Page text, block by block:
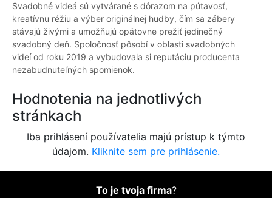
Svadobné videá sú vytvárané s dôrazom na pútavosť,
kreatívnu réžiu a výber originálnej hudby, čím sa zábery
stávajú živými a umožňujú opätovne prežiť jedinečný
svadobný deň. Spoločnosť pôsobí v oblasti svadobných
videí od roku 2019 a vybudovala si reputáciu producenta
nezabudnuteľných spomienok.
Hodnotenia na jednotlivých
stránkach
Iba prihlásení používatelia majú prístup k týmto
údajom. Kliknite sem pre prihlásenie.
To je tvoja firma?